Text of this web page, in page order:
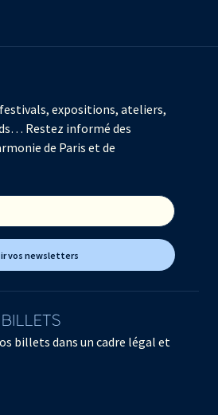
expositions, ateliers,
Restez informé des
de Paris et de
vos newsletters
billets dans un cadre légal et